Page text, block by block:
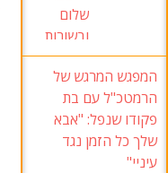
המפגש המרגש של
הרמטכ"ל עם בת
פקודו שנפל: "אבא
שלך כל הזמן נגד
עיניי"